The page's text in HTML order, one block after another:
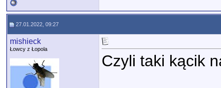
27.01.2022, 09:27
mishieck
Łowcy z Łopola
Czyli taki kącik